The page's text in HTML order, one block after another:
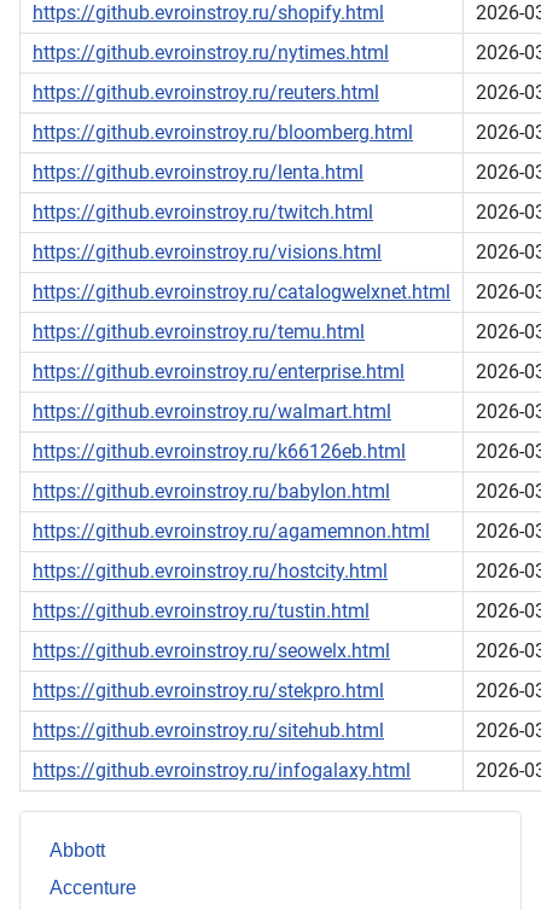
https://github.evroinstroy.ru/shopify.html
2026-
https://github.evroinstroy.ru/nytimes.html
2026-
https://github.evroinstroy.ru/reuters.html
2026-
https://github.evroinstroy.ru/bloomberg.html
2026-
https://github.evroinstroy.ru/lenta.html
2026-
https://github.evroinstroy.ru/twitch.html
2026-
https://github.evroinstroy.ru/visions.html
2026-
https://github.evroinstroy.ru/catalogwelxnet.html
2026-
https://github.evroinstroy.ru/temu.html
2026-
https://github.evroinstroy.ru/enterprise.html
2026-
https://github.evroinstroy.ru/walmart.html
2026-
https://github.evroinstroy.ru/k66126eb.html
2026-
https://github.evroinstroy.ru/babylon.html
2026-
https://github.evroinstroy.ru/agamemnon.html
2026-
https://github.evroinstroy.ru/hostcity.html
2026-
https://github.evroinstroy.ru/tustin.html
2026-
https://github.evroinstroy.ru/seowelx.html
2026-
https://github.evroinstroy.ru/stekpro.html
2026-
https://github.evroinstroy.ru/sitehub.html
2026-
https://github.evroinstroy.ru/infogalaxy.html
2026-
Abbott
Accenture